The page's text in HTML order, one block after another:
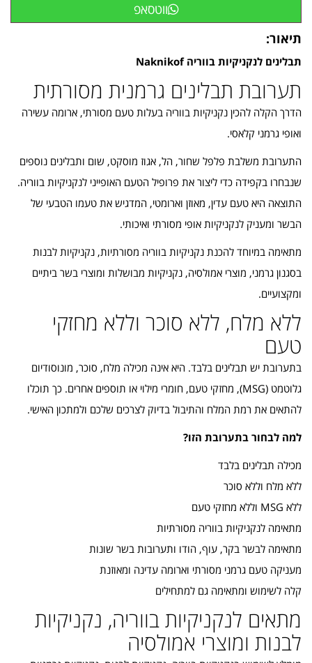
ווטסאפ
תיאור:
תבלינים לנקניקיות בווריה Naknikof
תערובת תבלינים גרמנית מסורתית
הדרך הקלה להכין נקניקיות בווריה בעלות טעם מסורתי, ארומה עשירה
ואופי גרמני קלאסי.
התערובת משלבת פלפל שחור, הל, אגוז מוסקט, שום ותבלינים נוספים
שנבחרו בקפידה כדי ליצור את פרופיל הטעם האופייני לנקניקיות בווריה.
התוצאה היא טעם עדין, מאוזן וארומטי, המדגיש את טעמו הטבעי של
הבשר ומעניק לנקניקיות אופי מסורתי ואיכותי.
מתאימה במיוחד להכנת נקניקיות בווריה מסורתיות, נקניקיות לבנות
בסגנון גרמני, מוצרי אמולסיה, נקניקיות מבושלות ומוצרי בשר ביתיים
ומקצועיים.
ללא מלח, ללא סוכר וללא מחזקי
טעם
בתערובת יש תבלינים בלבד. היא אינה מכילה מלח, סוכר, מונוסודיום
גלוטמט (MSG), מחזקי טעם, חומרי מילוי או תוספים אחרים. כך תוכלו
להתאים את רמת המלח והתיבול בדיוק לצרכים שלכם ולמתכון האישי.
למה לבחור בתערובת הזו?
מכילה תבלינים בלבד
ללא מלח וללא סוכר
ללא MSG וללא מחזקי טעם
מתאימה לנקניקיות בווריה מסורתיות
מתאימה לבשר בקר, עוף, הודו ותערובות בשר שונות
מעניקה טעם גרמני מסורתי וארומה עדינה ומאוזנת
קלה לשימוש ומתאימה גם למתחילים
מתאים לנקניקיות בווריה, נקניקיות
לבנות ומוצרי אמולסיה